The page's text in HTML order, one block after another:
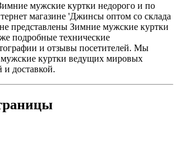
мужские куртки недорого и по
магазине 'Джинсы оптом со склада
представлены Зимние мужские куртки
подробные технические
и отзывы посетителей. Мы
куртки ведущих мировых
и доставкой.